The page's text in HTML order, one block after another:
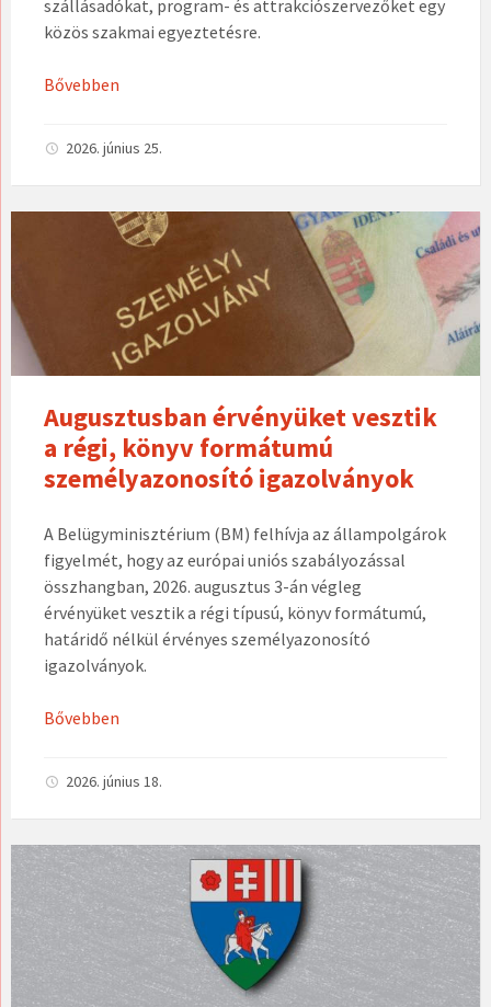
szállásadókat, program- és attrakciószervezőket egy
közös szakmai egyeztetésre.
Bővebben
2026. június 25.
Augusztusban érvényüket vesztik
a régi, könyv formátumú
személyazonosító igazolványok
A Belügyminisztérium (BM) felhívja az állampolgárok
figyelmét, hogy az európai uniós szabályozással
összhangban, 2026. augusztus 3-án végleg
érvényüket vesztik a régi típusú, könyv formátumú,
határidő nélkül érvényes személyazonosító
igazolványok.
Bővebben
2026. június 18.